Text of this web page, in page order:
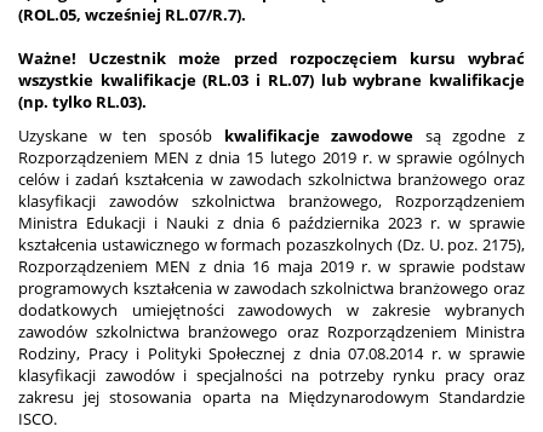
(ROL.05, wcześniej RL.07/R.7).
Ważne! Uczestnik może przed rozpoczęciem kursu wybrać
wszystkie kwalifikacje (RL.03 i RL.07) lub wybrane kwalifikacje
(np. tylko RL.03).
Uzyskane w ten sposób kwalifikacje zawodowe są zgodne z
Rozporządzeniem MEN z dnia 15 lutego 2019 r. w sprawie ogólnych
celów i zadań kształcenia w zawodach szkolnictwa branżowego oraz
klasyfikacji zawodów szkolnictwa branżowego, Rozporządzeniem
Ministra Edukacji i Nauki z dnia 6 października 2023 r. w sprawie
kształcenia ustawicznego w formach pozaszkolnych (Dz. U. poz. 2175),
Rozporządzeniem MEN z dnia 16 maja 2019 r. w sprawie podstaw
programowych kształcenia w zawodach szkolnictwa branżowego oraz
dodatkowych umiejętności zawodowych w zakresie wybranych
zawodów szkolnictwa branżowego oraz Rozporządzeniem Ministra
Rodziny, Pracy i Polityki Społecznej z dnia 07.08.2014 r. w sprawie
klasyfikacji zawodów i specjalności na potrzeby rynku pracy oraz
zakresu jej stosowania oparta na Międzynarodowym Standardzie
ISCO.